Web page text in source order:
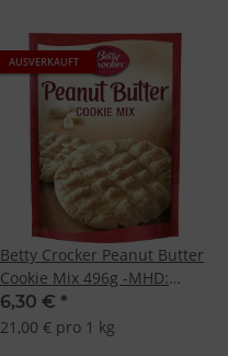
AUSVERKAUFT
Betty Crocker Peanut Butter
Cookie Mix 496g -MHD:
13.11.2025-
6,30 € *
21,00 € pro 1 kg